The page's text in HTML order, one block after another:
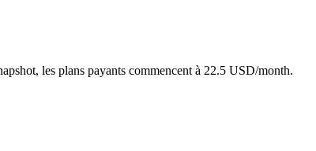
les plans payants commencent à 22.5 USD/month.